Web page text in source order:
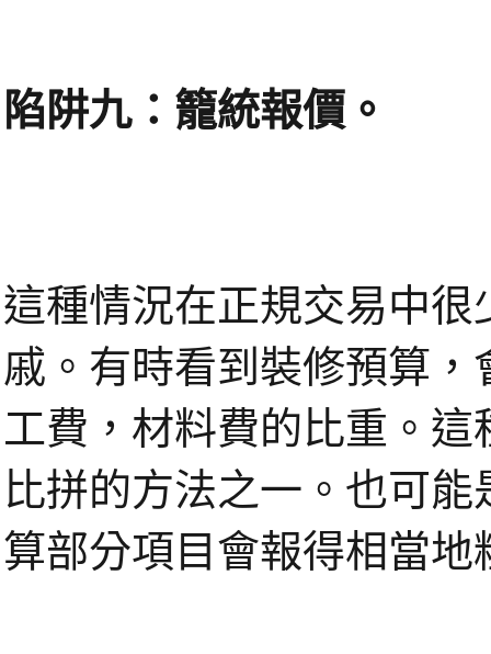
陷阱九：籠統報價。
這種情況在正規交易中
戚。有時看到裝修預算
工費，材料費的比重。
比拼的方法之一。也可
算部分項目會報得相當地